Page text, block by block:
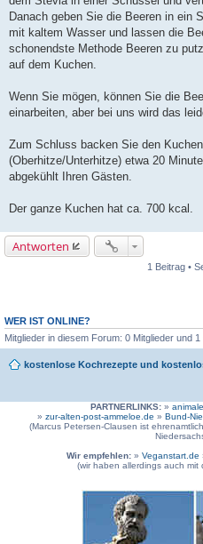
Danach geben Sie die Beeren in ein
mit kaltem Wasser und lassen die
schonendste Methode Beeren zu
auf dem Kuchen.
Wenn Sie mögen, können Sie die
einarbeiten, aber bei uns wird das
Zum Schluss backen Sie den
(Oberhitze/Unterhitze) etwa 20
abgekühlt Ihren Gästen.
Der ganze Kuchen hat ca. 700 kcal.
Antworten
1 Beitrag •
WER IST ONLINE?
Mitglieder in diesem Forum: 0 Mitglieder und
kostenlose Kochrezepte und
PARTNERLINKS:»
» zur-alten-post-ammeloe.de » Bund-
(Marcus Petersen-Clausen ist
Wir empfehlen: » Veganstart.de
(wir haben allerdings auch